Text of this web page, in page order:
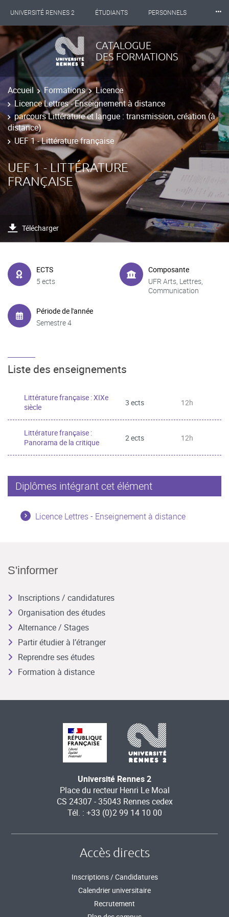
UNIVERSITÉ RENNES 2 ÉTUDIANTS PERSONNELS
INTERNATIONAL PROFESSIONNELS BIBLIOTHÈQUES
LES NOUVELLES DE RENNES 2
⸱⸱⸱
CATALOGUE
DES FORMATIONS
Accueil Formations
Licence
Licence Lettres - Enseignement à distance
parcours Littérature et langue : transmission, création (à
distance)
UEF 1 - Littérature française
UEF 1 - LITTÉRATURE
FRANÇAISE
Télécharger
ECTS
5 ects
Composante
UFR Arts, Lettres,
Communication
Période de l'année
Semestre 4
Liste des enseignements
Littérature française : XIXe
siècle
3 ects 12h
Littérature française :
Panorama de la critique
2 ects 12h
Diplômes intégrant cet élément
Licence Lettres - Enseignement à distance
S'informer
Inscriptions / candidatures
Organisation des études
Alternance / Stages
Partir étudier à l’étranger
Reprendre ses études
Formation à distance
Université Rennes 2
Place du recteur Henri Le Moal
CS 24307 - 35043 Rennes cedex
Tél. : +33 (0)2 99 14 10 00
Accès directs
Inscriptions / Candidatures
Calendrier universitaire
Recrutement